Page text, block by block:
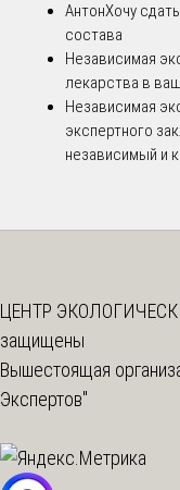
АнтонХочу
состава
Независимая
лекарства в
Независимая
экспертного
независимый и
ЦЕНТР
защищены
Вышестоящая
Экспертов"